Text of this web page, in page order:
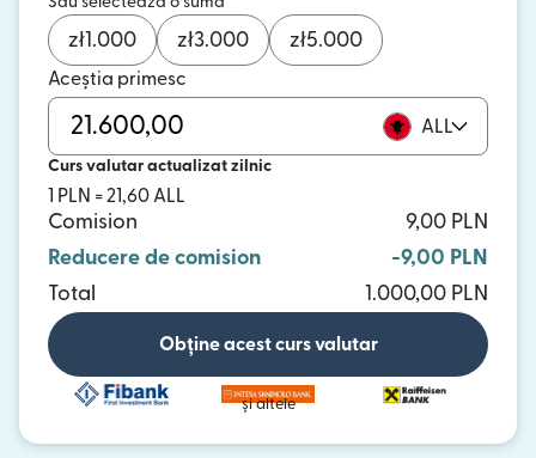
zł1.000 zł3.000 zł5.000
Aceștia primesc
ALL
Curs valutar actualizat zilnic
1 PLN = 21,60 ALL
Comision
9,00 PLN
Reducere de comision
-9,00 PLN
Total
1.000,00 PLN
Obține acest curs valutar
și altele